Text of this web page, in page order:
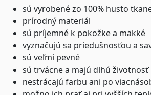
sú vyrobené zo 100% husto
prírodný materiál
sú príjemné k pokožke a mäkké
vyznačujú sa priedušnosťou a
sú veľmi pevné
sú trvácne a majú dlhú životnosť
nestrácajú farbu ani po